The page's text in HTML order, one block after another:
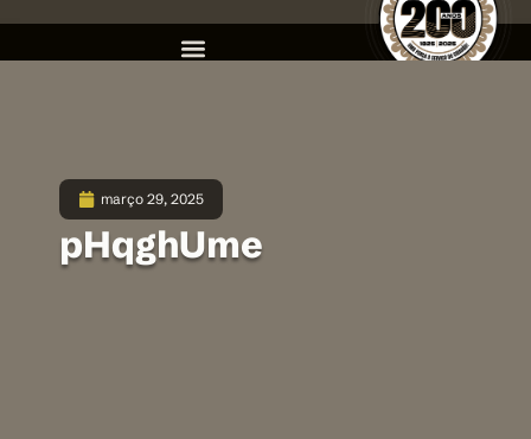
março 29, 2025
pHqghUme